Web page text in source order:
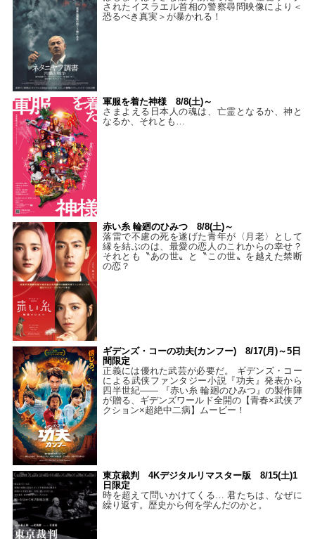
されたイスラエル首相の警察尋問映像により＜
恐るべき真実＞が暴かれる！
軍服を着た神様 8/8(土)～
さまよえる日本人の魂は、亡霊となるか、神と
なるか、それとも…
赤い糸 輪廻のひみつ 8/8(土)～
落雷で不慮の死を遂げた青年が〈月老〉として
縁を結ぶのは、最愛の恋人のこれからの幸せ？
それとも〝あの世〟と〝この世〟を越えた禁断
の恋？
ギデンズ・コーの功夫(カンフー) 8/17(月)～5日
間限定
正義には優れた武芸が必要だ。 ギデンズ・コー
による武侠ファンタジー小説『功夫』発表から
四半世紀―― 『赤い糸 輪廻のひみつ』の製作陣
が贈る、ギデンズワールド全開の【青春×武侠ア
クション×超絶中二病】ムービー！
東京裁判 4Kデジタルリマスター版 8/15(土)1
日限定
時を超えて問いかけてくる… 君たちは、なぜに
繰り返す。歴史から何を学んだのかと。